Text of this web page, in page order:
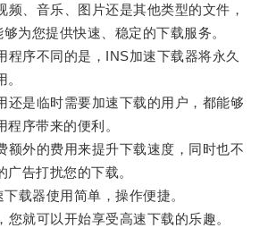
、音乐、图片还是其他类型的文件，
为您提供快速、稳定的下载服务。
序不同的是，INS加速下载器将永久
是临时需要加速下载的用户，都能够
序带来的便利。
外的费用来提升下载速度，同时也不
告打扰您的下载。
器使用简单，操作便捷。
就可以开始享受高速下载的乐趣。